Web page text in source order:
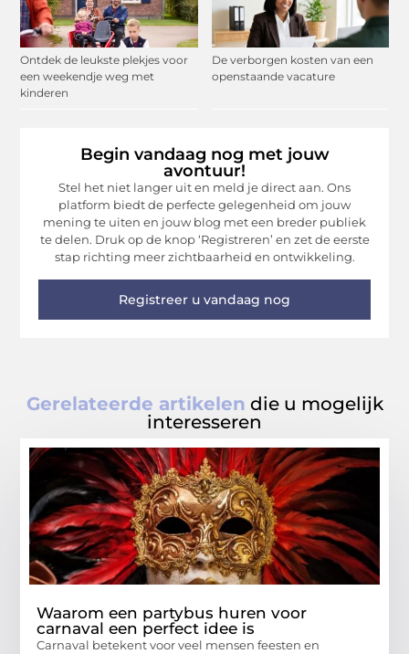
Ontdek de leukste plekjes voor
een weekendje weg met
kinderen
De verborgen kosten van een
openstaande vacature
Begin vandaag nog met jouw
avontuur!
Stel het niet langer uit en meld je direct aan. Ons
platform biedt de perfecte gelegenheid om jouw
mening te uiten en jouw blog met een breder publiek
te delen. Druk op de knop ‘Registreren’ en zet de eerste
stap richting meer zichtbaarheid en ontwikkeling.
Registreer u vandaag nog
Gerelateerde artikelen die u mogelijk
interesseren
Waarom een partybus huren voor
carnaval een perfect idee is
Carnaval betekent voor veel mensen feesten en